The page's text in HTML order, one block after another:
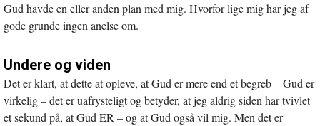
Gud havde en eller anden plan med mig. Hvorfor lige mig har jeg af
gode grunde ingen anelse om.
Undere og viden
Det er klart, at dette at opleve, at Gud er mere end et begreb – Gud er
virkelig – det er uafrysteligt og betyder, at jeg aldrig siden har tvivlet
et sekund på, at Gud ER – og at Gud også vil mig. Men det er